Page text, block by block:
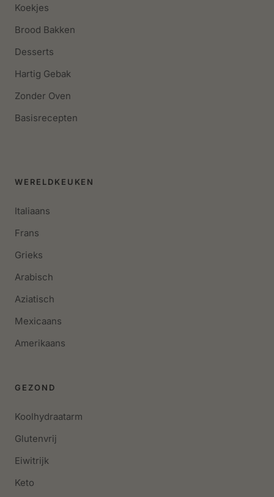
Koekjes
Brood Bakken
Desserts
Hartig Gebak
Zonder Oven
Basisrecepten
WERELDKEUKEN
Italiaans
Frans
Grieks
Arabisch
Aziatisch
Mexicaans
Amerikaans
GEZOND
Koolhydraatarm
Glutenvrij
Eiwitrijk
Keto